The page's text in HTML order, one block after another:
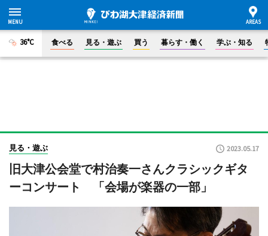
36°C 食べる 見る・遊ぶ 買う 暮らす・働く 学ぶ・知る
見る・遊ぶ 2023.05.17
旧大津公会堂で村治奏一さんクラシックギタ
ーコンサート 「会場が楽器の一部」